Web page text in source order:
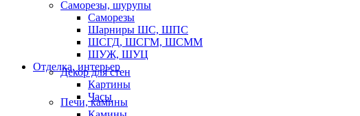
Саморезы, шурупы
Саморезы
Шарниры ШС, ШПС
ШСГД, ШСГМ, ШСММ
ШУЖ, ШУЦ
Отделка, интерьер
Декор для стен
Картины
Часы
Печи, камины